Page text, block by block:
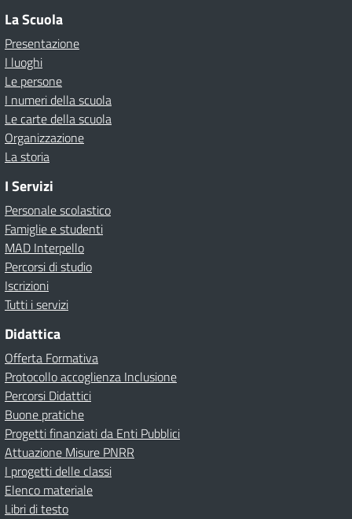
La Scuola
Presentazione
I luoghi
Le persone
I numeri della scuola
Le carte della scuola
Organizzazione
La storia
I Servizi
Personale scolastico
Famiglie e studenti
MAD Interpello
Percorsi di studio
Iscrizioni
Tutti i servizi
Didattica
Offerta Formativa
Protocollo accoglienza Inclusione
Percorsi Didattici
Buone pratiche
Progetti finanziati da Enti Pubblici
Attuazione Misure PNRR
I progetti delle classi
Elenco materiale
Libri di testo